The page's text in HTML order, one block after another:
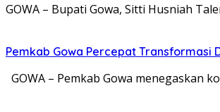
GOWA – Bupati Gowa, Sitti Husniah
Pemkab Gowa Percepat Transformasi
GOWA – Pemkab Gowa menegaskan